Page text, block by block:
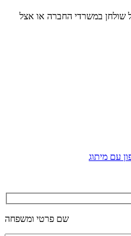
שולחן במשרדי החברה או אצל
עם מיתוג
שם פרטי ומשפחה